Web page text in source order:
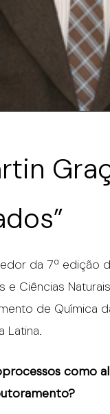
da 7ª edição
e Ciências
de Química
Latina.
como